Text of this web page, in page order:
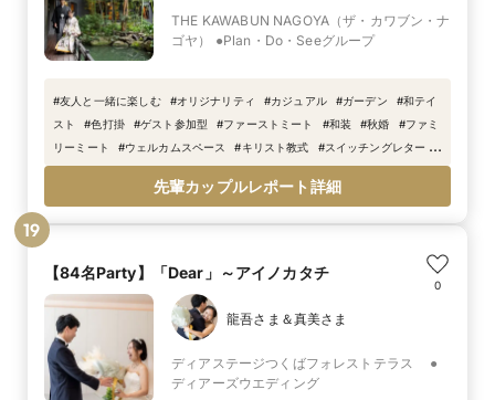
THE KAWABUN NAGOYA（ザ・カワブン・ナ
ゴヤ） ●Plan・Do・Seeグループ
#友人と一緒に楽しむ #オリジナリティ #カジュアル #ガーデン #和テイ
スト
#色打掛 #ゲスト参加型 #ファーストミート #和装 #秋婚 #ファミ
リーミート
#ウェルカムスペース #キリスト教式 #スイッチングレター
#
ご友人へ感謝を伝える
#Autumn #お茶漬けビュッフェ #ギフトマル
先輩カップルレポート詳細
19
【84名Party】「Dear」～アイノカタチ
0
龍吾さま＆真美さま
ディアステージつくばフォレストテラス ●
ディアーズウエディング